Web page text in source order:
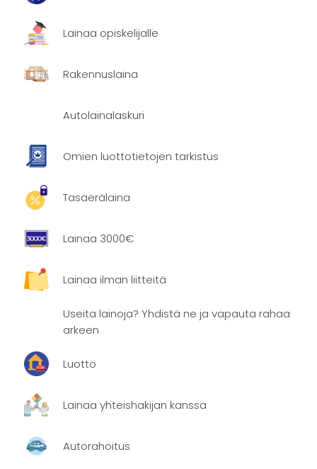
Lainaa opiskelijalle
Rakennuslaina
Autolainalaskuri
Omien luottotietojen tarkistus
Tasaerälaina
Lainaa 3000€
Lainaa ilman liitteitä
Useita lainoja? Yhdistä ne ja vapauta rahaa
arkeen
Luotto
Lainaa yhteishakijan kanssa
Autorahoitus